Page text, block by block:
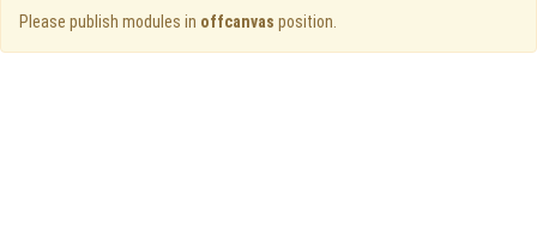
Please publish modules in offcanvas position.